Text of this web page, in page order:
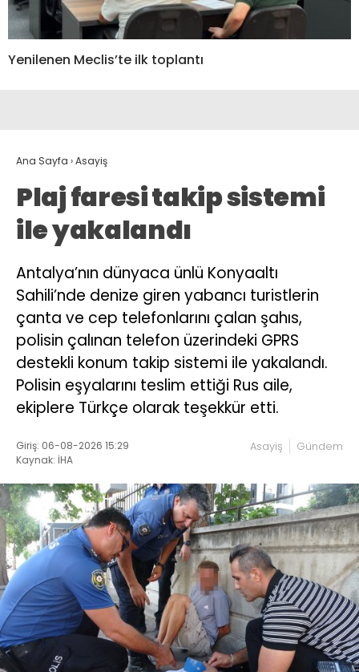
Yenilenen Meclis’te ilk toplantı
Ana Sayfa ›Asayiş
Plaj faresi takip sistemi
ile yakalandı
Antalya’nın dünyaca ünlü Konyaaltı
Sahili’nde denize giren yabancı turistlerin
çanta ve cep telefonlarını çalan şahıs,
polisin çalınan telefon üzerindeki GPRS
destekli konum takip sistemi ile yakalandı.
Polisin eşyalarını teslim ettiği Rus aile,
ekiplere Türkçe olarak teşekkür etti.
Giriş: 06-08-2026 15:29
Kaynak: İHA
Asayiş Gündem